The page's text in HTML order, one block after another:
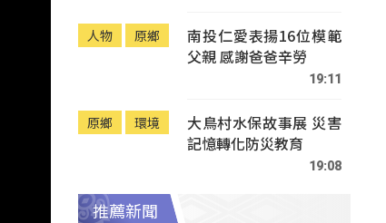
人物 原鄉
南投仁愛表揚16位模範
父親 感謝爸爸辛勞
19:11
原鄉 環境
大鳥村水保故事展 災害
記憶轉化防災教育
19:08
推薦新聞